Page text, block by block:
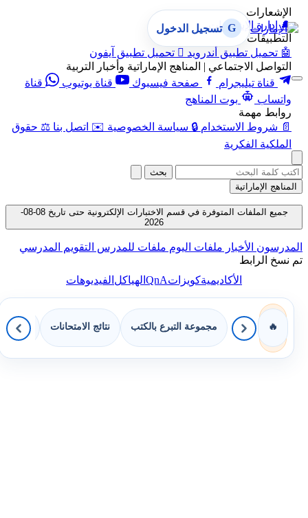
الإشعارات
🔔 إدارة الإشعارات
التطبيقات
🤖 تحميل تطبيق أندرويد  تحميل تطبيق آيفون
التواصل الاجتماعي | المناهج الإماراتية وأخبار التربية
قناة تيليجرام
صفحة فيسبوك قناة يوتيوب
قناة
واتساب
بوت المناهج
روابط مهمة
📄 شروط الاستخدام 🔒 سياسة الخصوصية ✉️ اتصل بنا ⚖️ حقوق
الملكية الفكرية
G تسجيل الدخول
بحث
المناهج الإماراتية
جميع الملفات المتوفرة في قسم الاختبارات الإلكترونية حتى تاريخ 08-08-
2026
المدرسون الأخبار ملفات اليوم ملفات للمدرس التقويم المدرسي
تم نسخ الرابط
الأكاديميةكويزاتQnAالهياكل الفيديوهات
🔥 مجموعة التبرع بالكتب نتائج الامتحانات